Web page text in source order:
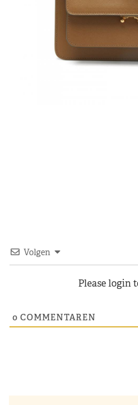
Volgen
Please login
0 COMMENTAREN